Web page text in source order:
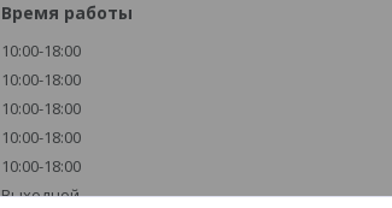
Время работы
10:00-18:00
10:00-18:00
10:00-18:00
10:00-18:00
10:00-18:00
Выходной